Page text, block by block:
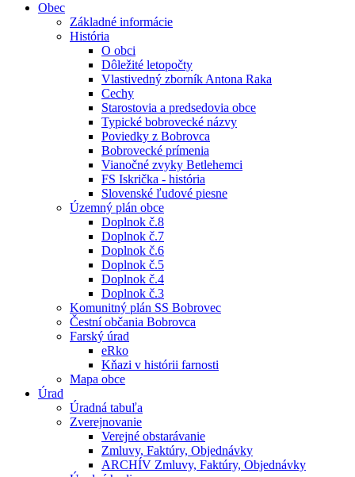
Obec
Základné informácie
História
O obci
Dôležité letopočty
Vlastivedný zborník Antona Raka
Cechy
Starostovia a predsedovia obce
Typické bobrovecké názvy
Poviedky z Bobrovca
Bobrovecké prímenia
Vianočné zvyky Betlehemci
FS Iskrička - história
Slovenské ľudové piesne
Územný plán obce
Doplnok č.8
Doplnok č.7
Doplnok č.6
Doplnok č.5
Doplnok č.4
Doplnok č.3
Komunitný plán SS Bobrovec
Čestní občania Bobrovca
Farský úrad
eRko
Kňazi v histórii farnosti
Mapa obce
Úrad
Úradná tabuľa
Zverejnovanie
Verejné obstarávanie
Zmluvy, Faktúry, Objednávky
ARCHÍV Zmluvy, Faktúry, Objednávky